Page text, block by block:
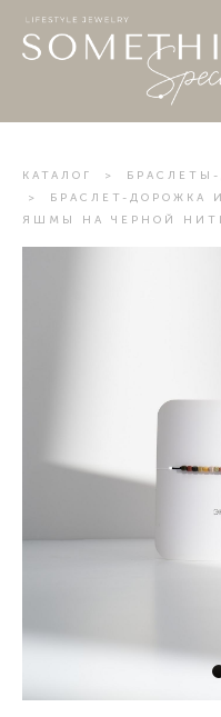
КАТАЛОГ >
>
БРАСЛЕТ-ДОРОЖКА
ЯШМЫ НА ЧЕРНОЙ